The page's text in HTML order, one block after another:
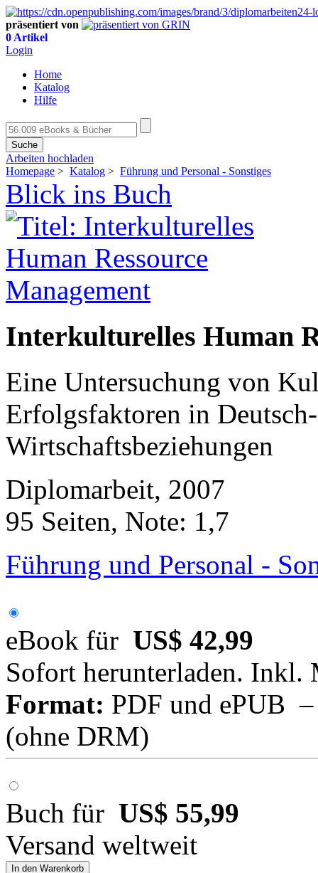
präsentiert von
0 Artikel
Login
Home
Katalog
Hilfe
Suche
Arbeiten hochladen
Homepage > Katalog > Führung und Personal - Sonstiges
Blick ins Buch
Interkulturelles Human
Eine Untersuchung von
Erfolgsfaktoren in
Wirtschaftsbeziehungen
Diplomarbeit, 2007
95 Seiten, Note: 1,7
Führung und Personal -
eBook für US$ 42,99
Sofort herunterladen. Inkl.
Format: PDF und ePUB
(ohne DRM)
Buch für US$ 55,99
Versand weltweit
In den Warenkorb